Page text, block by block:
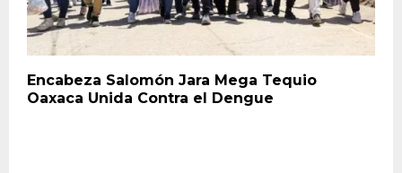
Encabeza Salomón Jara Mega Tequio
Oaxaca Unida Contra el Dengue